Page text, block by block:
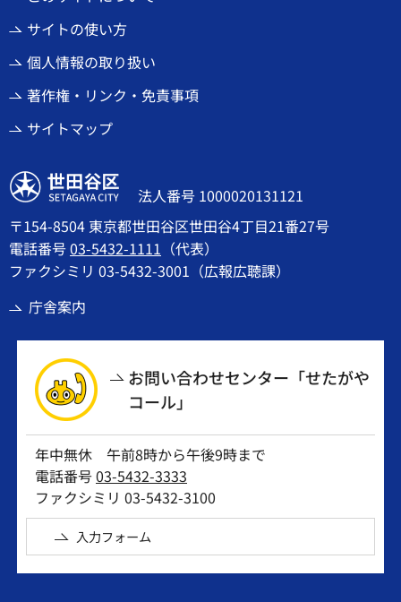
サイトの使い方
個人情報の取り扱い
著作権・リンク・免責事項
サイトマップ
世田谷区
法人番号 1000020131121
〒154-8504 東京都世田谷区世田谷4丁目21番27号
電話番号03-5432-1111 （代表）
ファクシミリ 03-5432-3001（広報広聴課）
庁舎案内
お問い合わせセンター「せたがや
コール」
年中無休 午前8時から午後9時まで
電話番号03-5432-3333
ファクシミリ 03-5432-3100
入力フォーム